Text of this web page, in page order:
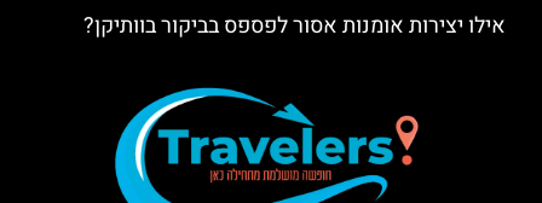
אילו יצירות אומנות אסור לפספס בביקור בוותיקן?